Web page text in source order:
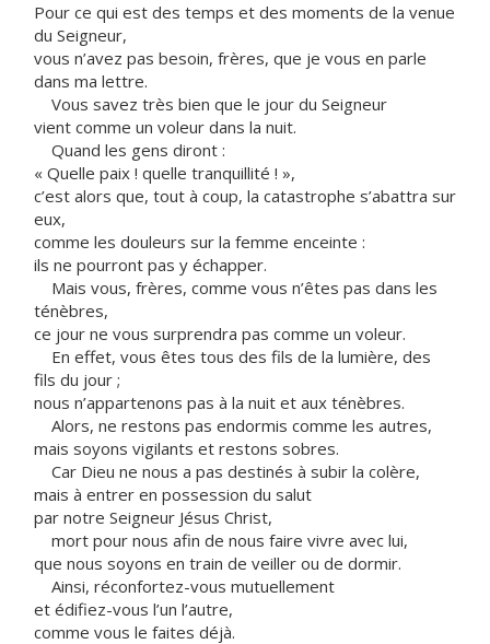
Pour ce qui est des temps et des moments de la venue
du Seigneur,
vous n’avez pas besoin, frères, que je vous en parle
dans ma lettre.
Vous savez très bien que le jour du Seigneur
vient comme un voleur dans la nuit.
Quand les gens diront :
« Quelle paix ! quelle tranquillité ! »,
c’est alors que, tout à coup, la catastrophe s’abattra sur
eux,
comme les douleurs sur la femme enceinte :
ils ne pourront pas y échapper.
Mais vous, frères, comme vous n’êtes pas dans les
ténèbres,
ce jour ne vous surprendra pas comme un voleur.
En effet, vous êtes tous des fils de la lumière, des
fils du jour ;
nous n’appartenons pas à la nuit et aux ténèbres.
Alors, ne restons pas endormis comme les autres,
mais soyons vigilants et restons sobres.
Car Dieu ne nous a pas destinés à subir la colère,
mais à entrer en possession du salut
par notre Seigneur Jésus Christ,
mort pour nous afin de nous faire vivre avec lui,
que nous soyons en train de veiller ou de dormir.
Ainsi, réconfortez-vous mutuellement
et édifiez-vous l’un l’autre,
comme vous le faites déjà.